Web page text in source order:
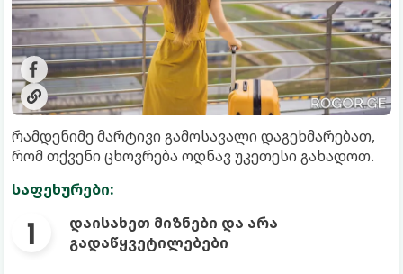
რამდენიმე მარტივი გამოსავალი დაგეხმარებათ,
რომ თქვენი ცხოვრება ოდნავ უკეთესი გახადოთ.
საფეხურები:
დაისახეთ მიზნები და არა
გადაწყვეტილებები